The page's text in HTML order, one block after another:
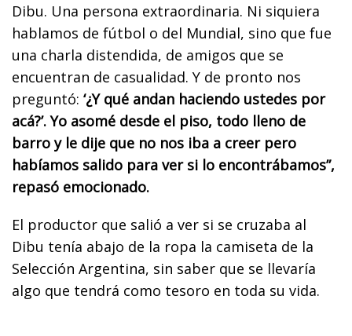
Dibu. Una persona extraordinaria. Ni siquiera
hablamos de fútbol o del Mundial, sino que fue
una charla distendida, de amigos que se
encuentran de casualidad. Y de pronto nos
preguntó: ‘¿Y qué andan haciendo ustedes por
acá?’. Yo asomé desde el piso, todo lleno de
barro y le dije que no nos iba a creer pero
habíamos salido para ver si lo encontrábamos”,
repasó emocionado.
El productor que salió a ver si se cruzaba al
Dibu tenía abajo de la ropa la camiseta de la
Selección Argentina, sin saber que se llevaría
algo que tendrá como tesoro en toda su vida.